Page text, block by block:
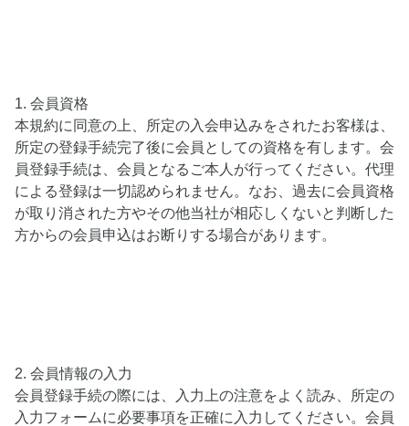
1. 会員資格
本規約に同意の上、所定の入会申込みをされたお客様は、
所定の登録手続完了後に会員としての資格を有します。会
員登録手続は、会員となるご本人が行ってください。代理
による登録は一切認められません。なお、過去に会員資格
が取り消された方やその他当社が相応しくないと判断した
方からの会員申込はお断りする場合があります。
2. 会員情報の入力
会員登録手続の際には、入力上の注意をよく読み、所定の
入力フォームに必要事項を正確に入力してください。会員